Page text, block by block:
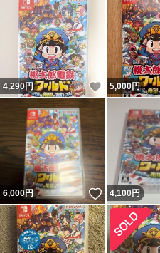
4,290円 いいね！
5,000円
6,000円 いいね！
4,100円